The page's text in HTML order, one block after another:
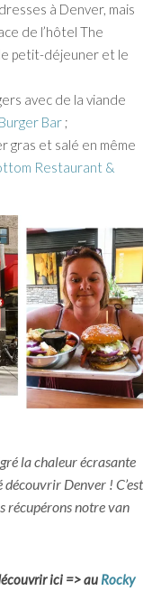
à Denver, mais
de l’hôtel The
petit-déjeuner et le
avec de la viande
Bar ;
gras et salé en même
Restaurant &
la chaleur écrasante
Denver ! C’est
récupérons notre van
ici => au Rocky